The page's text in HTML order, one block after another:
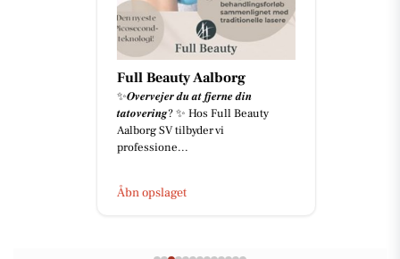
Full Beauty Aalborg
✨𝑶𝒗𝒆𝒓𝒗𝒆𝒋𝒆𝒓 𝒅𝒖 𝒂𝒕 𝒇𝒋𝒆𝒓𝒏𝒆 𝒅𝒊𝒏
𝒕𝒂𝒕𝒐𝒗𝒆𝒓𝒊𝒏𝒈? ✨ Hos Full Beauty
Aalborg SV tilbyder vi
professione...
Åbn opslaget